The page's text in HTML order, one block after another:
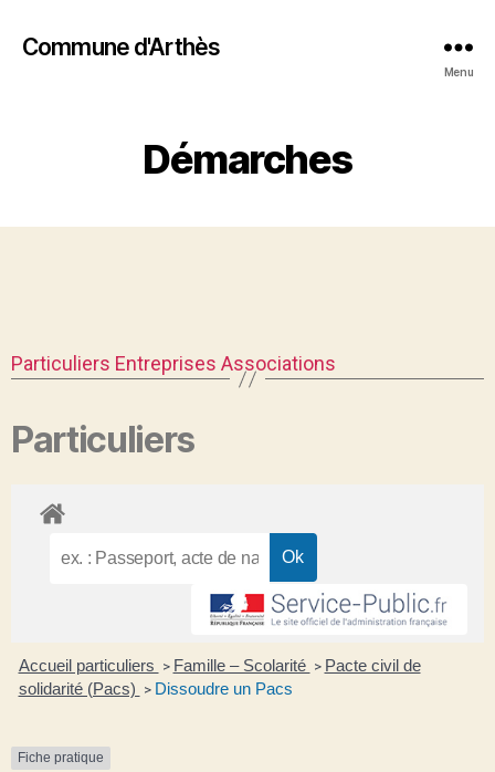
Commune d'Arthès
Menu
Démarches
Particuliers Entreprises Associations
Particuliers
Accueil particuliers > Famille – Scolarité > Pacte civil de
solidarité (Pacs) > Dissoudre un Pacs
Fiche pratique